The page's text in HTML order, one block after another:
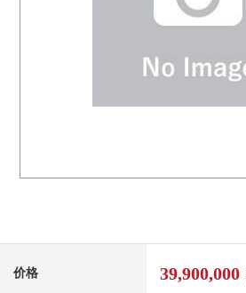
价格 39,900,000